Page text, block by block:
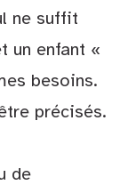
ne suffit
un enfant «
besoins.
précisés.
de